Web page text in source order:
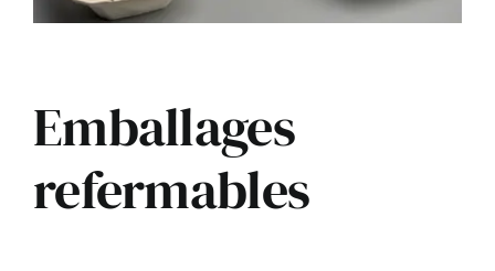
Emballages
refermables